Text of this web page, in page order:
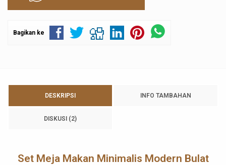
Bagikan ke
DESKRIPSI INFO TAMBAHAN
DISKUSI (2)
Set Meja Makan Minimalis Modern Bulat